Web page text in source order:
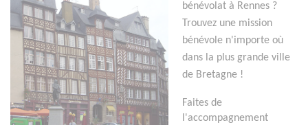
bénévolat à Rennes ?
Trouvez une mission
bénévole n'importe où
dans la plus grande ville
de Bretagne !
Faites de
l'accompagnement